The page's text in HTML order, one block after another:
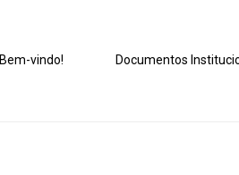
Bem-vindo! Documentos